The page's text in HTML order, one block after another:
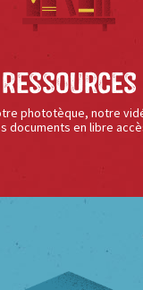
Ressources
phototèque, notre
documents en libre